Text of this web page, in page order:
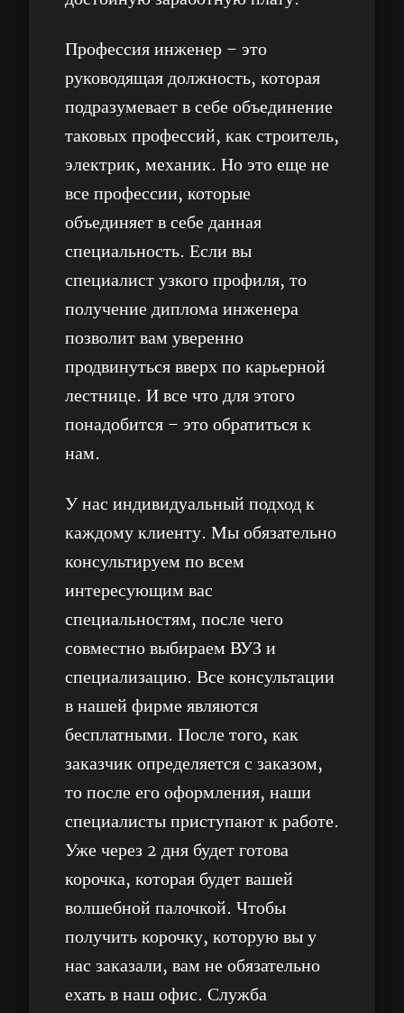
Профессия инженер – это
руководящая должность, которая
подразумевает в себе объединение
таковых профессий, как строитель,
электрик, механик. Но это еще не
все профессии, которые
объединяет в себе данная
специальность. Если вы
специалист узкого профиля, то
получение диплома инженера
позволит вам уверенно
продвинуться вверх по карьерной
лестнице. И все что для этого
понадобится – это обратиться к
нам.
У нас индивидуальный подход к
каждому клиенту. Мы обязательно
консультируем по всем
интересующим вас
специальностям, после чего
совместно выбираем ВУЗ и
специализацию. Все консультации
в нашей фирме являются
бесплатными. После того, как
заказчик определяется с заказом,
то после его оформления, наши
специалисты приступают к работе.
Уже через 2 дня будет готова
корочка, которая будет вашей
волшебной палочкой. Чтобы
получить корочку, которую вы у
нас заказали, вам не обязательно
ехать в наш офис. Служба